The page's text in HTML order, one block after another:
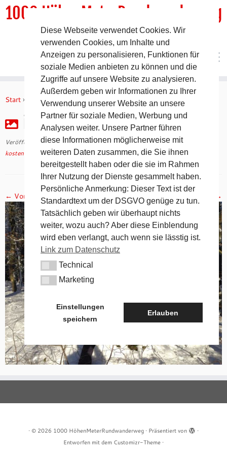
Inhalt
1000 HöhenMeterRundwanderweg
DER Rundwanderweg um Pommelsbrunn
Start » kostenfreie Wegebeschreibungen » img_0339
img_0339
Veröffentlicht am10. Oktober 2022mit den Abmessungen 1600 × 1200
kostenfreie Wegebeschreibungen.
← Vorheriges Nächstes →
· © 2026 1000 HöhenMeterRundwanderweg · Präsentiert von
·
Entworfen mit dem Customizr-Theme ·
Diese Webseite verwendet Cookies. Wir
verwenden Cookies, um Inhalte und
Anzeigen zu personalisieren, Funktionen für
soziale Medien anbieten zu können und die
Zugriffe auf unsere Website zu analysieren.
Außerdem geben wir Informationen zu Ihrer
Verwendung unserer Website an unsere
Partner für soziale Medien, Werbung und
Analysen weiter. Unsere Partner führen
diese Informationen möglicherweise mit
weiteren Daten zusammen, die Sie ihnen
bereitgestellt haben oder die sie im Rahmen
Ihrer Nutzung der Dienste gesammelt haben.
Persönliche Anmerkung: Dieser Text ist der
Standardtext um der DSGVO genüge zu tun.
Tatsächlich geben wir überhaupt nichts
weiter, wozu auch? Aber diese Einblendung
wird eben verlangt, auch wenn sie lässtig ist.
Link zum Datenschutz
TechnicalTechnical
MarketingMarketing
Einstellungen
speichern
Erlauben